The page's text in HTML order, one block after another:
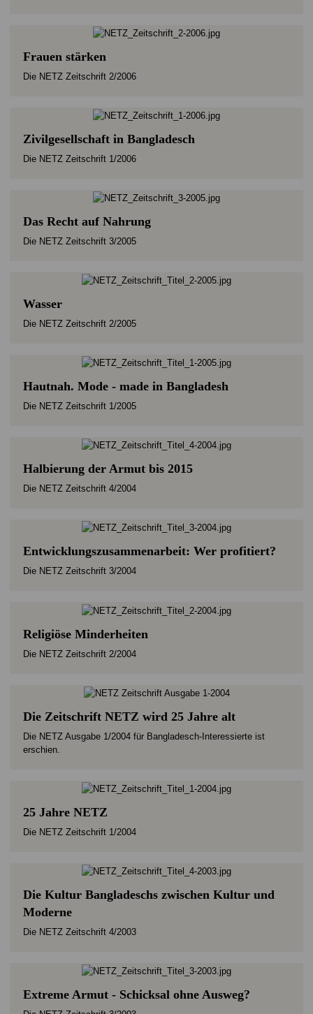
Frauen stärken
Die NETZ Zeitschrift 2/2006
Zivilgesellschaft in Bangladesch
Die NETZ Zeitschrift 1/2006
Das Recht auf Nahrung
Die NETZ Zeitschrift 3/2005
Wasser
Die NETZ Zeitschrift 2/2005
Hautnah. Mode - made in Bangladesh
Die NETZ Zeitschrift 1/2005
Halbierung der Armut bis 2015
Die NETZ Zeitschrift 4/2004
Entwicklungszusammenarbeit: Wer profitiert?
Die NETZ Zeitschrift 3/2004
Religiöse Minderheiten
Die NETZ Zeitschrift 2/2004
Die Zeitschrift NETZ wird 25 Jahre alt
Die NETZ Ausgabe 1/2004 für Bangladesch-Interessierte ist
erschien.
25 Jahre NETZ
Die NETZ Zeitschrift 1/2004
Die Kultur Bangladeschs zwischen Kultur und
Moderne
Die NETZ Zeitschrift 4/2003
Extreme Armut - Schicksal ohne Ausweg?